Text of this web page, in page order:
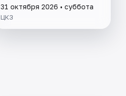
31 октября 2026 • суббота
ЦКЗ